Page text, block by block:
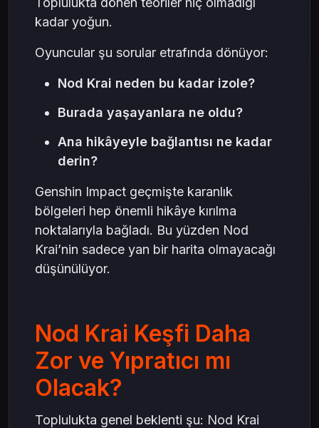
kadar yoğun.
Oyuncular şu sorular etrafında dönüyor:
Nod Krai neden bu kadar izole?
Burada yaşayanlara ne oldu?
Ana hikâyeyle bağlantısı ne kadar
derin?
Genshin Impact geçmişte karanlık
bölgeleri hep önemli hikâye kırılma
noktalarıyla bağladı. Bu yüzden Nod
Krai’nin sadece yan bir harita olmayacağı
düşünülüyor.
Nod Krai Keşfi Daha
Zor ve Yıpratıcı mı
Olacak?
Toplulukta genel beklenti şu: Nod Krai